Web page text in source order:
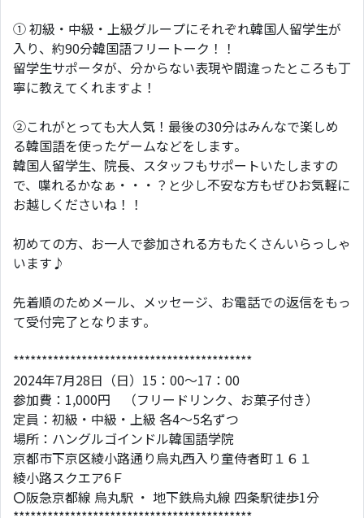
① 初級・中級・上級グループにそれぞれ韓国人留学生が
入り、約90分韓国語フリートーク！！
留学生サポータが、分からない表現や間違ったところも丁
寧に教えてくれますよ！
②これがとっても大人気！最後の30分はみんなで楽しめ
る韓国語を使ったゲームなどをします。
韓国人留学生、院長、スタッフもサポートいたしますの
で、喋れるかなぁ・・・？と少し不安な方もぜひお気軽に
お越しくださいね！！
初めての方、お一人で参加される方もたくさんいらっしゃ
います♪
先着順のためメール、メッセージ、お電話での返信をもっ
て受付完了となります。
******************************************
2024年7月28日（日）15：00～17：00
参加費：1,000円 （フリードリンク、お菓子付き）
定員：初級・中級・上級 各4～5名ずつ
場所：ハングルゴインドル韓国語学院
京都市下京区綾小路通り烏丸西入り童侍者町１６１
綾小路スクエア6Ｆ
〇阪急京都線 烏丸駅 ・ 地下鉄烏丸線 四条駅徒歩1分